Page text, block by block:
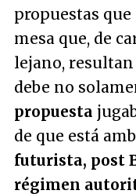
propuestas que
mesa que, de
lejano, resultan
debe no
propuesta
de que está
futurista, post
régimen